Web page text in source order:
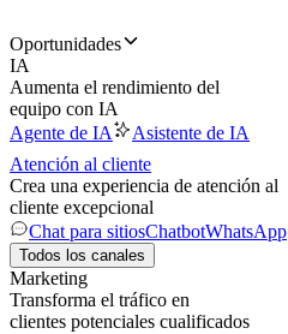
Oportunidades
IA
Aumenta el rendimiento del
equipo con IA
Agente de IA
Asistente de IA
Atención al cliente
Crea una experiencia de atención al
cliente excepcional
Chat para sitiosChatbotWhatsApp
Todos los canales
Marketing
Transforma el tráfico en
clientes potenciales cualificados